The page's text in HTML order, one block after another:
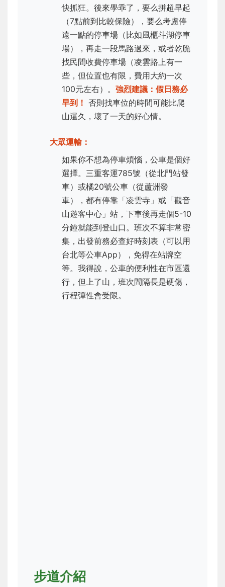
快抓狂。後來學乖了，要么拼超早起
（7點前到比較保險），要么考慮停
遠一點的停車場（比如風櫃斗湖停車
場），再走一段馬路過來，或者乾脆
找民間收費停車場（凌雲路上有一
些，但位置也有限，費用大約一次
100元左右）。 強烈建議：假日務必
早到！ 否則找車位的時間可能比爬
山還久，壞了一天的好心情。
大眾運輸：
如果你不想為停車煩惱，公車是個好
選擇。三重客運785號（從北門站發
車）或橘20號公車（從蘆洲發
車），都有停靠「凌雲寺」或「觀音
山遊客中心」站，下車後再走個5-10
分鐘就能到登山口。班次不算非常密
集，出發前務必查好時刻表（可以用
台北等公車App），免得在站牌空
等。我得說，公車的便利性在市區還
行，但上了山，班次間隔長是硬傷，
行程彈性會受限。
步道介紹